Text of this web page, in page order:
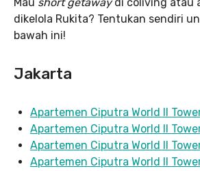
dikelola Rukita? Tentukan sendiri
bawah ini!
Jakarta
Apartemen Ciputra World II
Apartemen Ciputra World II
Apartemen Ciputra World II
Apartemen Ciputra World II